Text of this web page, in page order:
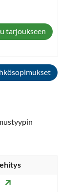
tarjoukseen